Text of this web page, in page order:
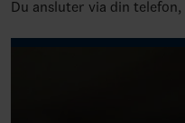
Du ansluter via din